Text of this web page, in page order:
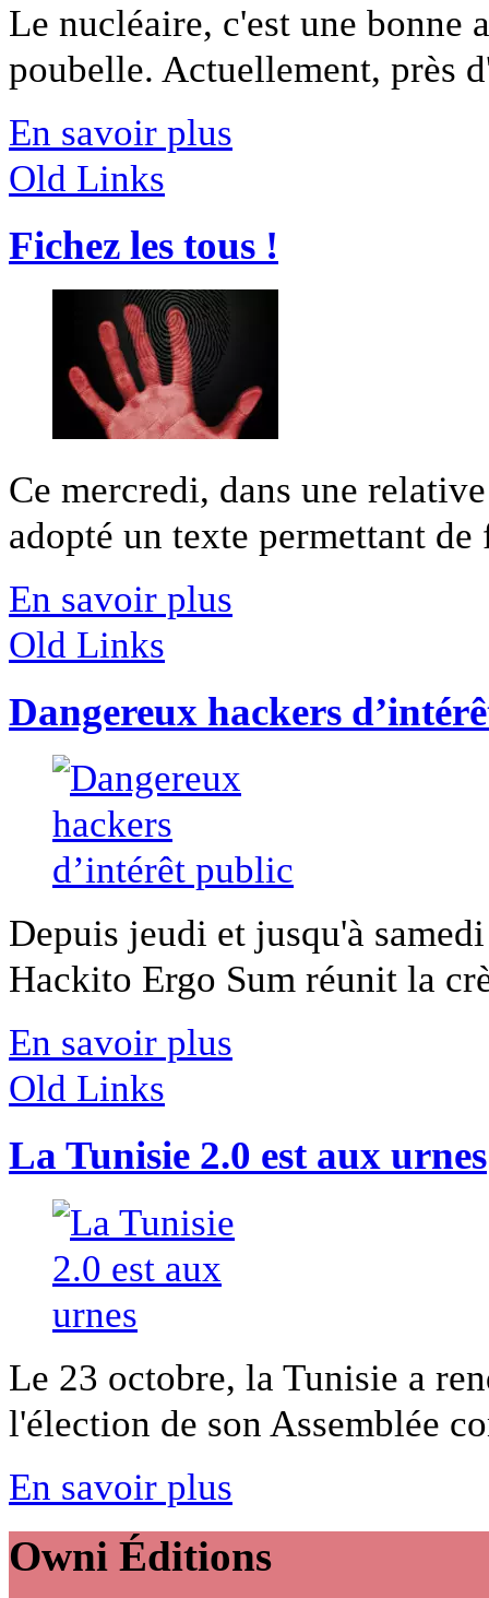
Le nucléaire, c'est une bonne
poubelle. Actuellement, près
En savoir plus
Old Links
Fichez les tous !
Ce mercredi, dans une
adopté un texte permettant
En savoir plus
Old Links
Dangereux hackers
Depuis jeudi et jusqu'à
Hackito Ergo Sum réunit la
En savoir plus
Old Links
La Tunisie 2.0 est aux urnes
Le 23 octobre, la Tunisie a
l'élection de son Assemblée
En savoir plus
Owni Éditions